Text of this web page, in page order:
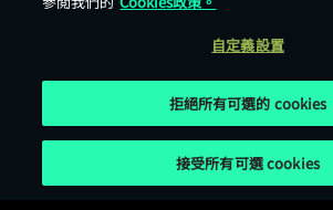
自定義設置
拒絕所有可選的 cookies
接受所有可選 cookies